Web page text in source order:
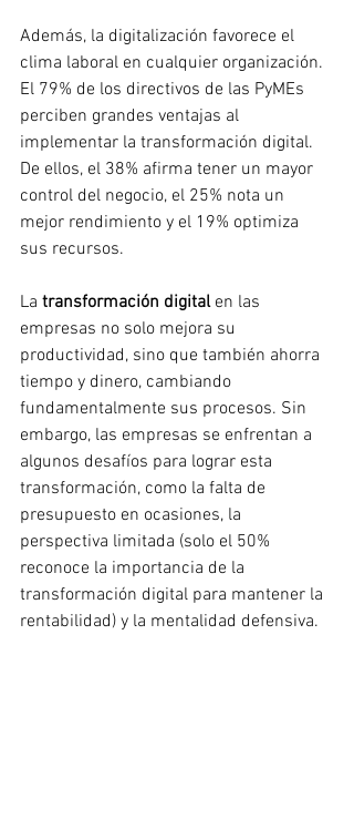
Además, la digitalización favorece el
clima laboral en cualquier organización.
El 79% de los directivos de las PyMEs
perciben grandes ventajas al
implementar la transformación digital.
De ellos, el 38% afirma tener un mayor
control del negocio, el 25% nota un
mejor rendimiento y el 19% optimiza
sus recursos.
La transformación digital en las
empresas no solo mejora su
productividad, sino que también ahorra
tiempo y dinero, cambiando
fundamentalmente sus procesos. Sin
embargo, las empresas se enfrentan a
algunos desafíos para lograr esta
transformación, como la falta de
presupuesto en ocasiones, la
perspectiva limitada (solo el 50%
reconoce la importancia de la
transformación digital para mantener la
rentabilidad) y la mentalidad defensiva.